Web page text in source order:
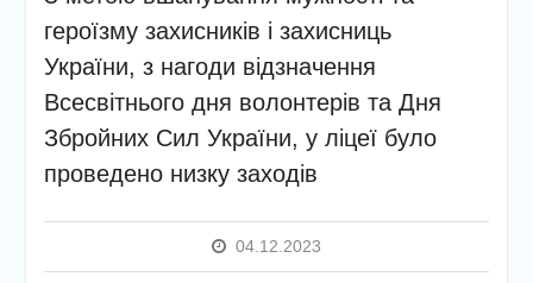
етапу Всеукраїнської
дитячо-юнацької
військово-патріотичної гри
У закладі освіти
проведено підсумкову
героїзму захисників і захисниць
України, з нагоди відзначення
Всесвітнього дня волонтерів та Дня
Збройних Сил України, у ліцеї було
проведено низку заходів
04.12.2023